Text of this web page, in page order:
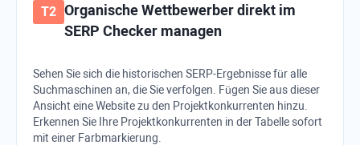
Organische Wettbewerber direkt im
SERP Checker managen
Sehen Sie sich die historischen SERP-Ergebnisse für alle
Suchmaschinen an, die Sie verfolgen. Fügen Sie aus dieser
Ansicht eine Website zu den Projektkonkurrenten hinzu.
Erkennen Sie Ihre Projektkonkurrenten in der Tabelle sofort
mit einer Farbmarkierung.